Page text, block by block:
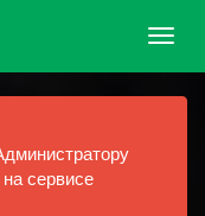
сервисе